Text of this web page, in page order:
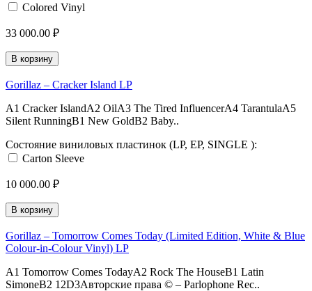
Colored Vinyl
33 000.00 ₽
В корзину
Gorillaz – Cracker Island LP
A1 Cracker IslandA2 OilA3 The Tired InfluencerA4 TarantulaA5
Silent RunningB1 New GoldB2 Baby..
Состояние виниловых пластинок (LP, EP, SINGLE ):
Carton Sleeve
10 000.00 ₽
В корзину
Gorillaz – Tomorrow Comes Today (Limited Edition, White & Blue
Colour-in-Colour Vinyl) LP
A1 Tomorrow Comes TodayA2 Rock The HouseB1 Latin
SimoneB2 12D3Авторские права © – Parlophone Rec..